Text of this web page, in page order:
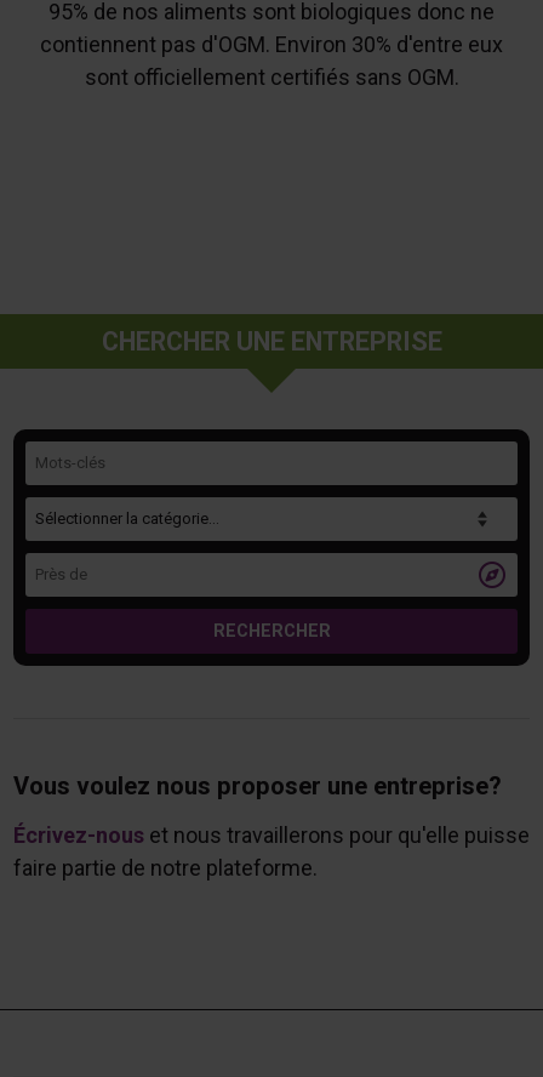
95% de nos aliments sont biologiques donc ne
contiennent pas d'OGM. Environ 30% d'entre eux
sont officiellement certifiés sans OGM.
CHERCHER UNE ENTREPRISE

RECHERCHER
Vous voulez nous proposer une entreprise?
Écrivez-nouset nous travaillerons pour qu'elle puisse
faire partie de notre plateforme.